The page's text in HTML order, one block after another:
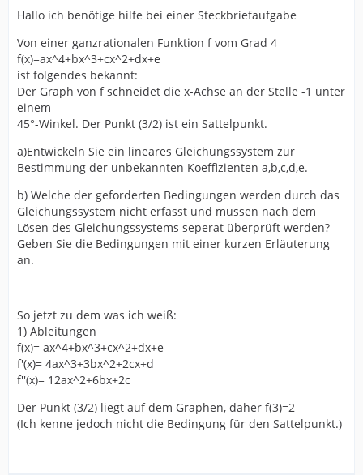
Hallo ich benötige hilfe bei einer Steckbriefaufgabe
Von einer ganzrationalen Funktion f vom Grad 4
f(x)=ax^4+bx^3+cx^2+dx+e
ist folgendes bekannt:
Der Graph von f schneidet die x-Achse an der Stelle -1 unter
einem
45°-Winkel. Der Punkt (3/2) ist ein Sattelpunkt.
a)Entwickeln Sie ein lineares Gleichungssystem zur
Bestimmung der unbekannten Koeffizienten a,b,c,d,e.
b) Welche der geforderten Bedingungen werden durch das
Gleichungssystem nicht erfasst und müssen nach dem
Lösen des Gleichungssystems seperat überprüft werden?
Geben Sie die Bedingungen mit einer kurzen Erläuterung
an.
So jetzt zu dem was ich weiß:
1) Ableitungen
f(x)= ax^4+bx^3+cx^2+dx+e
f'(x)= 4ax^3+3bx^2+2cx+d
f''(x)= 12ax^2+6bx+2c
Der Punkt (3/2) liegt auf dem Graphen, daher f(3)=2
(Ich kenne jedoch nicht die Bedingung für den Sattelpunkt.)